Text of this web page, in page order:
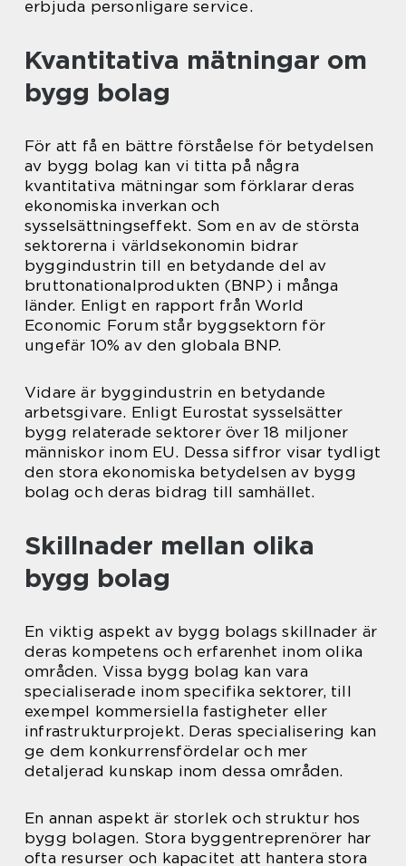
erbjuda personligare service.
Kvantitativa mätningar om
bygg bolag
För att få en bättre förståelse för betydelsen
av bygg bolag kan vi titta på några
kvantitativa mätningar som förklarar deras
ekonomiska inverkan och
sysselsättningseffekt. Som en av de största
sektorerna i världsekonomin bidrar
byggindustrin till en betydande del av
bruttonationalprodukten (BNP) i många
länder. Enligt en rapport från World
Economic Forum står byggsektorn för
ungefär 10% av den globala BNP.
Vidare är byggindustrin en betydande
arbetsgivare. Enligt Eurostat sysselsätter
bygg relaterade sektorer över 18 miljoner
människor inom EU. Dessa siffror visar tydligt
den stora ekonomiska betydelsen av bygg
bolag och deras bidrag till samhället.
Skillnader mellan olika
bygg bolag
En viktig aspekt av bygg bolags skillnader är
deras kompetens och erfarenhet inom olika
områden. Vissa bygg bolag kan vara
specialiserade inom specifika sektorer, till
exempel kommersiella fastigheter eller
infrastrukturprojekt. Deras specialisering kan
ge dem konkurrensfördelar och mer
detaljerad kunskap inom dessa områden.
En annan aspekt är storlek och struktur hos
bygg bolagen. Stora byggentreprenörer har
ofta resurser och kapacitet att hantera stora